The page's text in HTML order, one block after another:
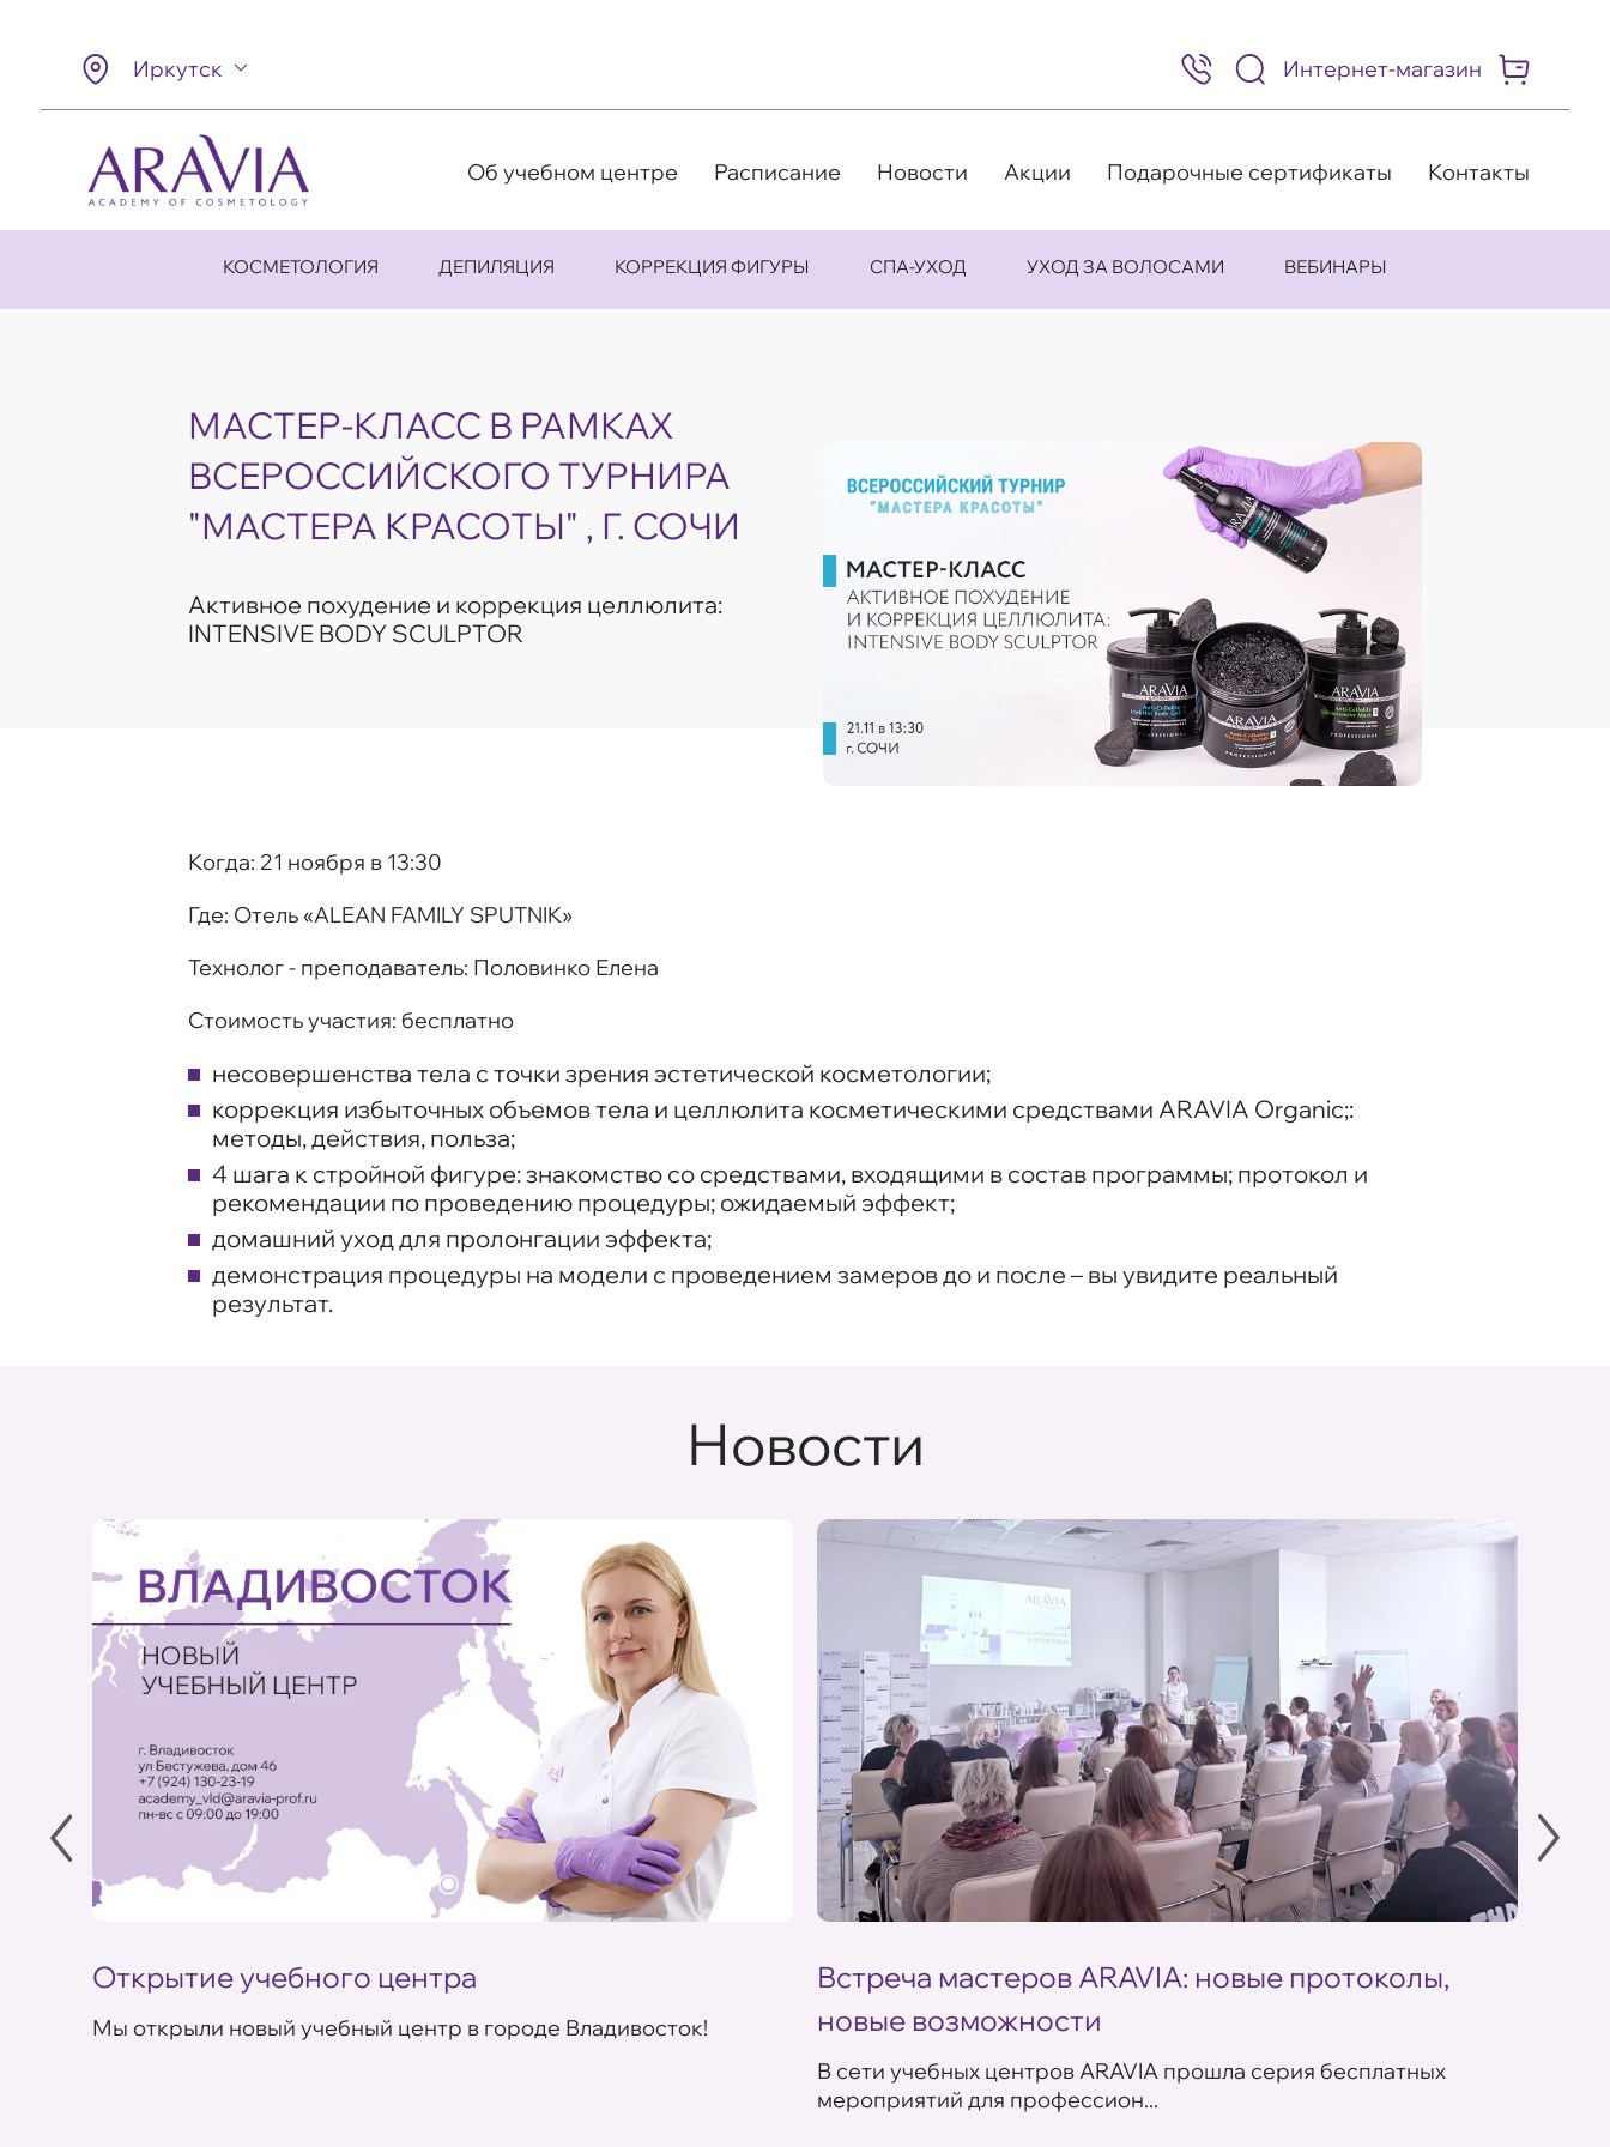
Иркутск
8
(495)
505-
98
Интернет-магазин
Об учебном центре Расписание Новости Акции Подарочные сертификаты Контакты
КОСМЕТОЛОГИЯ ДЕПИЛЯЦИЯ КОРРЕКЦИЯ ФИГУРЫ СПА-УХОД УХОД ЗА ВОЛОСАМИ ВЕБИНАРЫ
МАСТЕР-КЛАСС В РАМКАХ
ВСЕРОССИЙСКОГО ТУРНИРА
"МАСТЕРА КРАСОТЫ" , Г. СОЧИ
Активное похудение и коррекция целлюлита:
INTENSIVE BODY SCULPTOR
Когда: 21 ноября в 13:30
Где: Отель «ALEAN FAMILY SPUTNIK»
Технолог - преподаватель: Половинко Елена
Стоимость участия: бесплатно
несовершенства тела с точки зрения эстетической косметологии;
коррекция избыточных объемов тела и целлюлита косметическими средствами ARAVIA Organic;:
методы, действия, польза;
4 шага к стройной фигуре: знакомство со средствами, входящими в состав программы; протокол и
рекомендации по проведению процедуры; ожидаемый эффект;
домашний уход для пролонгации эффекта;
демонстрация процедуры на модели с проведением замеров до и после – вы увидите реальный
результат.
Новости
Открытие учебного центра
Мы открыли новый учебный центр в городе Владивосток!
Встреча мастеров ARAVIA: новые протоколы,
новые возможности
В сети учебных центров ARAVIA прошла серия бесплатных
мероприятий для профессион...